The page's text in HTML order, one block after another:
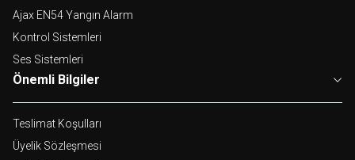
Ajax EN54 Yangın Alarm
Kontrol Sistemleri
Ses Sistemleri
Önemli Bilgiler
Teslimat Koşulları
Üyelik Sözleşmesi